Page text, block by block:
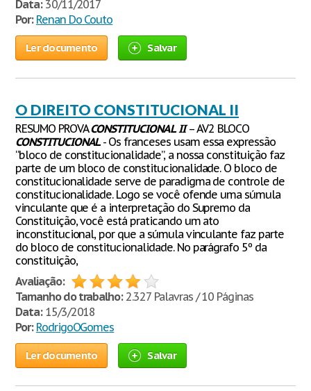
Data:30/11/2017
Por: Renan Do Couto
Ler documento Salvar
O DIREITO CONSTITUCIONAL II
RESUMO PROVACONSTITUCIONAL II– AV2 BLOCO
CONSTITUCIONAL- Os franceses usam essa expressão
“bloco de constitucionalidade”, a nossa constituição faz
parte de um bloco de constitucionalidade. O bloco de
constitucionalidade serve de paradigma de controle de
constitucionalidade. Logo se você ofende uma súmula
vinculante que é a interpretação do Supremo da
Constituição, você está praticando um ato
inconstitucional, por que a súmula vinculante faz parte
do bloco de constitucionalidade. No parágrafo 5º da
constituição,
Avaliação:
Tamanho do trabalho:2.327 Palavras / 10 Páginas
Data:15/3/2018
Por: RodrigoOGomes
Ler documento Salvar